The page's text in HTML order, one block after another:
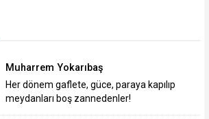
Muharrem Yokarıbaş
Her dönem gaflete, güce, paraya kapılıp
meydanları boş zannedenler!